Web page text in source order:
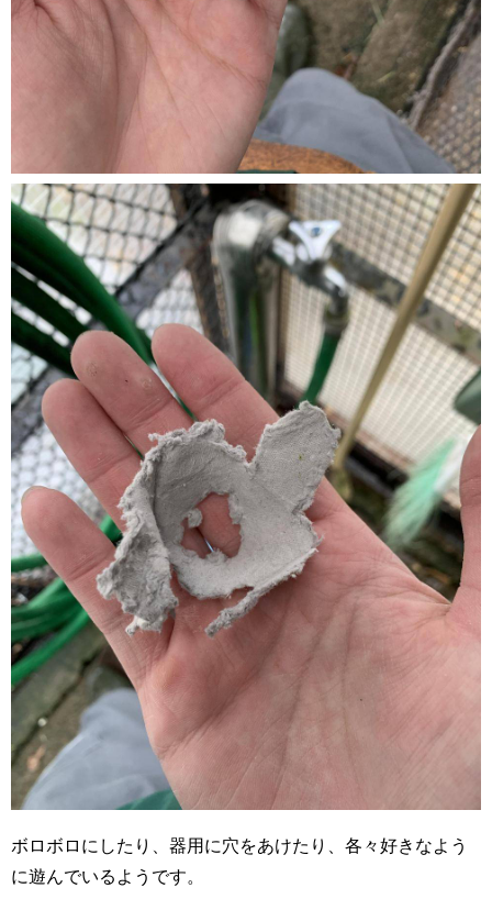
ボロボロにしたり、器用に穴をあけたり、各々好きなよう
に遊んでいるようです。